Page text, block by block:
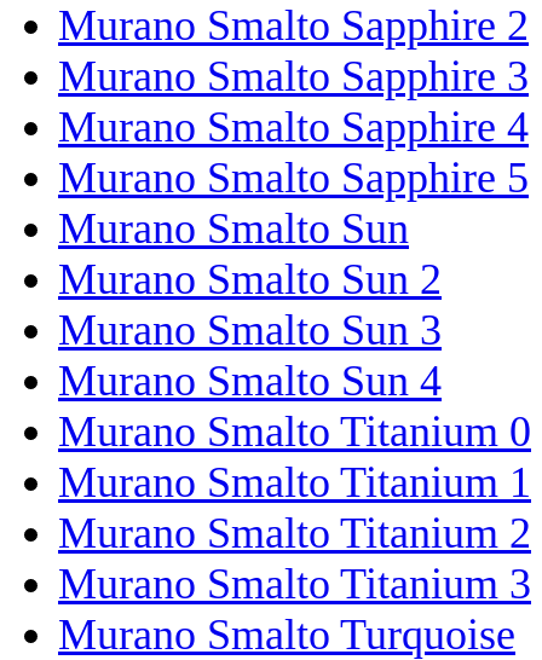
Murano Smalto Sapphire 2
Murano Smalto Sapphire 3
Murano Smalto Sapphire 4
Murano Smalto Sapphire 5
Murano Smalto Sun
Murano Smalto Sun 2
Murano Smalto Sun 3
Murano Smalto Sun 4
Murano Smalto Titanium 0
Murano Smalto Titanium 1
Murano Smalto Titanium 2
Murano Smalto Titanium 3
Murano Smalto Turquoise